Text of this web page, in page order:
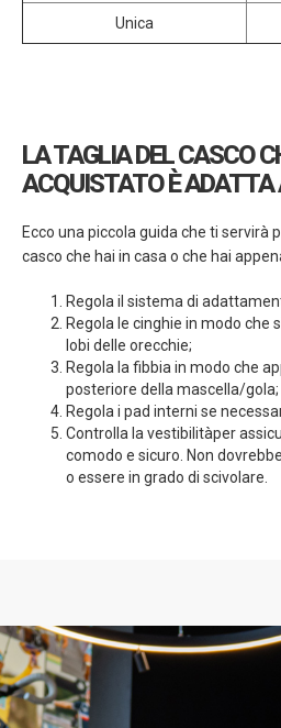
Unica
LA TAGLIA DEL CASCO
ACQUISTATO È ADATTA
Ecco una piccola guida che ti servirà
casco che hai in casa o che hai
Regola il sistema di
Regola le cinghie in modo che
lobi delle orecchie;
Regola la fibbia in modo che
posteriore della mascella/gola;
Regola i pad interni se
Controlla la vestibilitàper
comodo e sicuro. Non
o essere in grado di scivolare.